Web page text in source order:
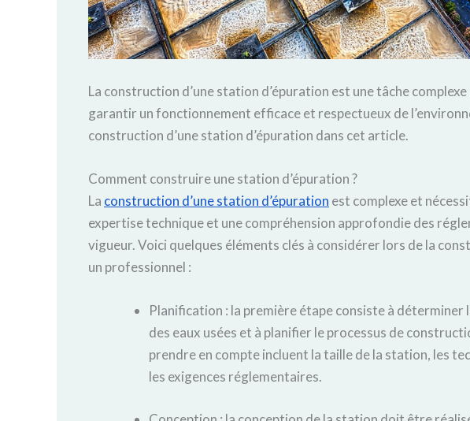
La construction d’une station d’épuration est une tâche
garantir un fonctionnement efficace et respectueux de
construction d’une station d’épuration dans cet article.
Comment construire une station d’épuration ?
La construction d’une station d’épuration est complexe et
expertise technique et une compréhension approfondie des
vigueur. Voici quelques éléments clés à considérer lors de la
un professionnel :
Planification : la première étape consiste à
des eaux usées et à planifier le processus de
prendre en compte incluent la taille de la station, les
les exigences réglementaires.